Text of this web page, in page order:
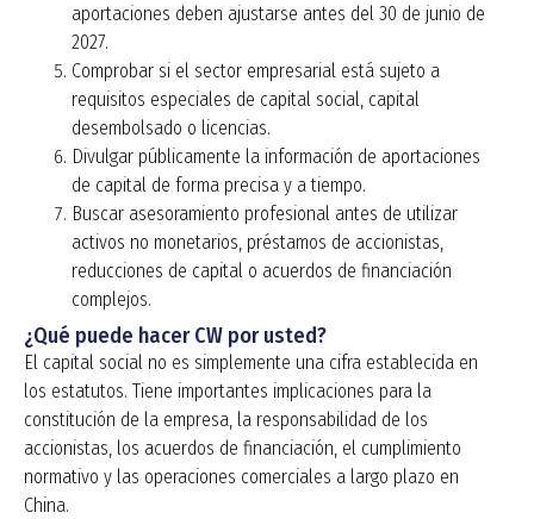
aportaciones deben ajustarse antes del 30 de junio de
2027.
Comprobar si el sector empresarial está sujeto a
requisitos especiales de capital social, capital
desembolsado o licencias.
Divulgar públicamente la información de aportaciones
de capital de forma precisa y a tiempo.
Buscar asesoramiento profesional antes de utilizar
activos no monetarios, préstamos de accionistas,
reducciones de capital o acuerdos de financiación
complejos.
¿Qué puede hacer CW por usted?
El capital social no es simplemente una cifra establecida en
los estatutos. Tiene importantes implicaciones para la
constitución de la empresa, la responsabilidad de los
accionistas, los acuerdos de financiación, el cumplimiento
normativo y las operaciones comerciales a largo plazo en
China.